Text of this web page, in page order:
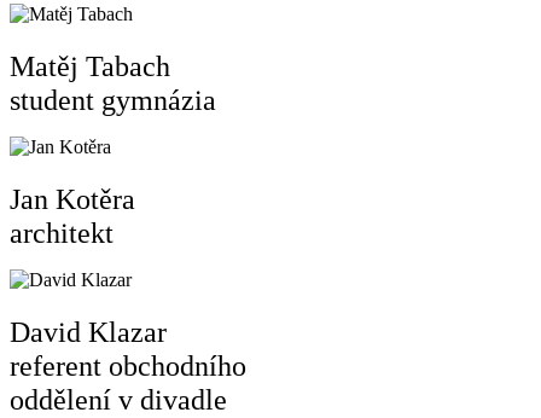
Matěj Tabach
student gymnázia
Jan Kotěra
architekt
David Klazar
referent obchodního
oddělení v divadle